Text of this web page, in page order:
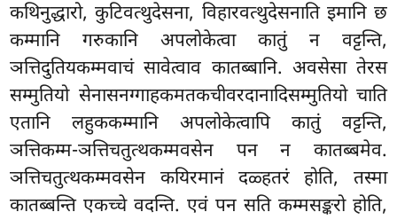
कथिनुद्धारो, कुटिवत्थुदेसना, विहारवत्थुदेसनाति इमानि छ
कम्मानि गरुकानि अपलोकेत्वा कातुं न वट्टन्ति,
ञत्तिदुतियकम्मवाचं सावेत्वाव कातब्बानि. अवसेसा तेरस
सम्मुतियो सेनासनग्गाहकमतकचीवरदानादिसम्मुतियो चाति
एतानि लहुककम्मानि अपलोकेत्वापि कातुं वट्टन्ति,
ञत्तिकम्म-ञत्तिचतुत्थकम्मवसेन पन न कातब्बमेव.
ञत्तिचतुत्थकम्मवसेन कयिरमानं दळ्हतरं होति, तस्मा
कातब्बन्ति एकच्चे वदन्ति. एवं पन सति कम्मसङ्करो होति,